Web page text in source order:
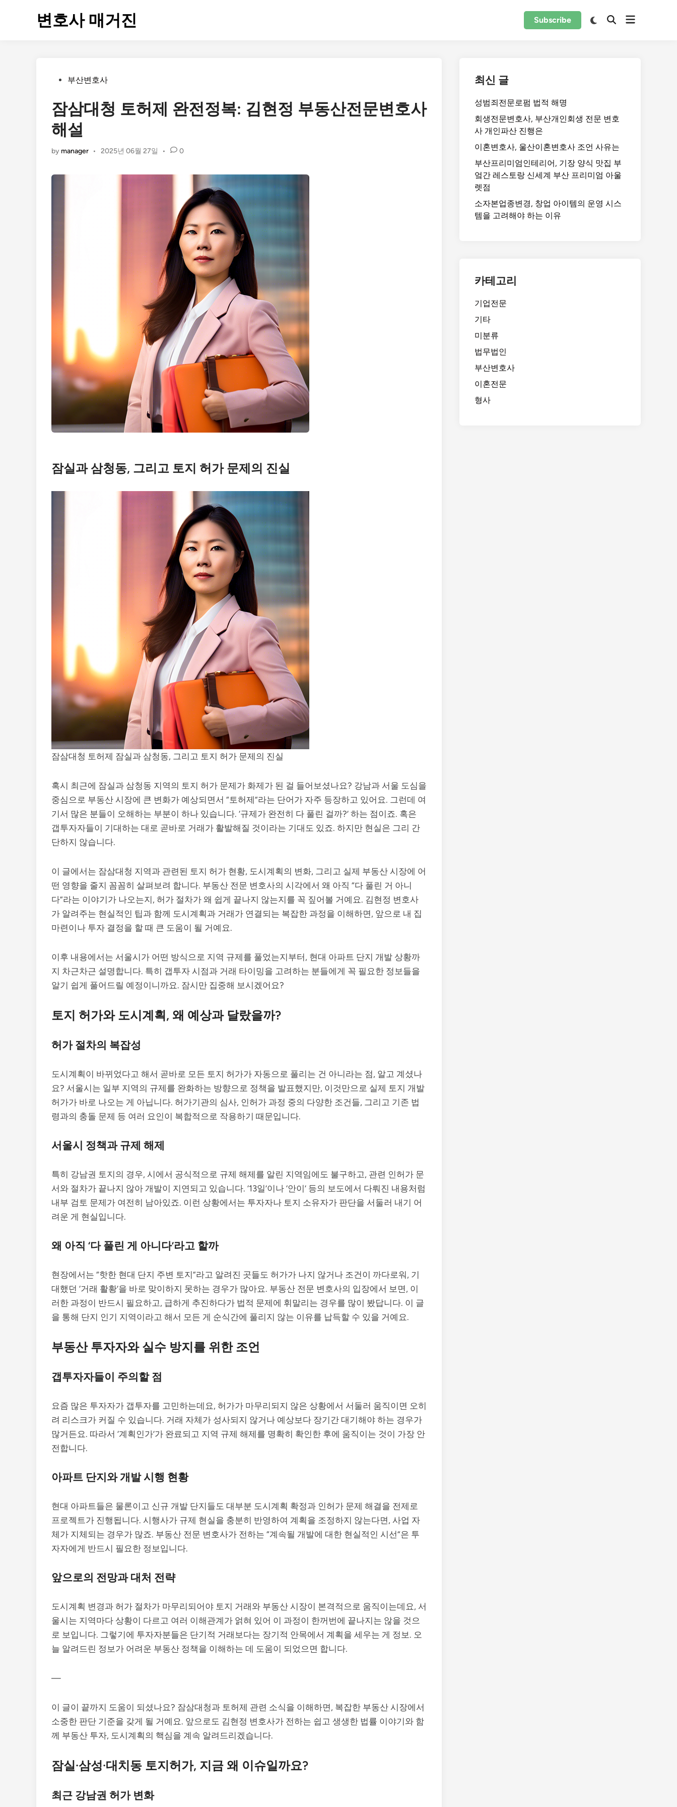
변호사 매거진 Subscribe
Posted부산변호사
잠삼대청 토허제 완전정복: 김현정 부동산전문변호사
해설
by manager • 2025년 06월 27일 • 0
잠실과 삼청동, 그리고 토지 허가 문제의 진실
잠삼대청 토허제 잠실과 삼청동, 그리고 토지 허가 문제의 진실
혹시 최근에 잠실과 삼청동 지역의 토지 허가 문제가 화제가 된 걸 들어보셨나요? 강남과 서울 도심을
중심으로 부동산 시장에 큰 변화가 예상되면서 “토허제”라는 단어가 자주 등장하고 있어요. 그런데 여
기서 많은 분들이 오해하는 부분이 하나 있습니다. ‘규제가 완전히 다 풀린 걸까?’ 하는 점이죠. 혹은
갭투자자들이 기대하는 대로 곧바로 거래가 활발해질 것이라는 기대도 있죠. 하지만 현실은 그리 간
단하지 않습니다.
이 글에서는 잠삼대청 지역과 관련된 토지 허가 현황, 도시계획의 변화, 그리고 실제 부동산 시장에 어
떤 영향을 줄지 꼼꼼히 살펴보려 합니다. 부동산 전문 변호사의 시각에서 왜 아직 “다 풀린 거 아니
다”라는 이야기가 나오는지, 허가 절차가 왜 쉽게 끝나지 않는지를 꼭 짚어볼 거예요. 김현정 변호사
가 알려주는 현실적인 팁과 함께 도시계획과 거래가 연결되는 복잡한 과정을 이해하면, 앞으로 내 집
마련이나 투자 결정을 할 때 큰 도움이 될 거예요.
이후 내용에서는 서울시가 어떤 방식으로 지역 규제를 풀었는지부터, 현대 아파트 단지 개발 상황까
지 차근차근 설명합니다. 특히 갭투자 시점과 거래 타이밍을 고려하는 분들에게 꼭 필요한 정보들을
알기 쉽게 풀어드릴 예정이니까요. 잠시만 집중해 보시겠어요?
토지 허가와 도시계획, 왜 예상과 달랐을까?
허가 절차의 복잡성
도시계획이 바뀌었다고 해서 곧바로 모든 토지 허가가 자동으로 풀리는 건 아니라는 점, 알고 계셨나
요? 서울시는 일부 지역의 규제를 완화하는 방향으로 정책을 발표했지만, 이것만으로 실제 토지 개발
허가가 바로 나오는 게 아닙니다. 허가기관의 심사, 인허가 과정 중의 다양한 조건들, 그리고 기존 법
령과의 충돌 문제 등 여러 요인이 복합적으로 작용하기 때문입니다.
서울시 정책과 규제 해제
특히 강남권 토지의 경우, 시에서 공식적으로 규제 해제를 알린 지역임에도 불구하고, 관련 인허가 문
서와 절차가 끝나지 않아 개발이 지연되고 있습니다. ‘13일’이나 ‘안이’ 등의 보도에서 다뤄진 내용처럼
내부 검토 문제가 여전히 남아있죠. 이런 상황에서는 투자자나 토지 소유자가 판단을 서둘러 내기 어
려운 게 현실입니다.
왜 아직 ‘다 풀린 게 아니다’라고 할까
현장에서는 “핫한 현대 단지 주변 토지”라고 알려진 곳들도 허가가 나지 않거나 조건이 까다로워, 기
대했던 ‘거래 활황’을 바로 맞이하지 못하는 경우가 많아요. 부동산 전문 변호사의 입장에서 보면, 이
러한 과정이 반드시 필요하고, 급하게 추진하다가 법적 문제에 휘말리는 경우를 많이 봤답니다. 이 글
을 통해 단지 인기 지역이라고 해서 모든 게 순식간에 풀리지 않는 이유를 납득할 수 있을 거예요.
부동산 투자자와 실수 방지를 위한 조언
갭투자자들이 주의할 점
요즘 많은 투자자가 갭투자를 고민하는데요, 허가가 마무리되지 않은 상황에서 서둘러 움직이면 오히
려 리스크가 커질 수 있습니다. 거래 자체가 성사되지 않거나 예상보다 장기간 대기해야 하는 경우가
많거든요. 따라서 ‘계획인가’가 완료되고 지역 규제 해제를 명확히 확인한 후에 움직이는 것이 가장 안
전합니다.
아파트 단지와 개발 시행 현황
현대 아파트들은 물론이고 신규 개발 단지들도 대부분 도시계획 확정과 인허가 문제 해결을 전제로
프로젝트가 진행됩니다. 시행사가 규제 현실을 충분히 반영하여 계획을 조정하지 않는다면, 사업 자
체가 지체되는 경우가 많죠. 부동산 전문 변호사가 전하는 “계속될 개발에 대한 현실적인 시선”은 투
자자에게 반드시 필요한 정보입니다.
앞으로의 전망과 대처 전략
도시계획 변경과 허가 절차가 마무리되어야 토지 거래와 부동산 시장이 본격적으로 움직이는데요, 서
울시는 지역마다 상황이 다르고 여러 이해관계가 얽혀 있어 이 과정이 한꺼번에 끝나지는 않을 것으
로 보입니다. 그렇기에 투자자분들은 단기적 거래보다는 장기적 안목에서 계획을 세우는 게 정보. 오
늘 알려드린 정보가 어려운 부동산 정책을 이해하는 데 도움이 되었으면 합니다.
—
이 글이 끝까지 도움이 되셨나요? 잠삼대청과 토허제 관련 소식을 이해하면, 복잡한 부동산 시장에서
소중한 판단 기준을 갖게 될 거예요. 앞으로도 김현정 변호사가 전하는 쉽고 생생한 법률 이야기와 함
께 부동산 투자, 도시계획의 핵심을 계속 알려드리겠습니다.
잠실·삼성·대치동 토지허가, 지금 왜 이슈일까요?
최근 강남권 허가 변화
최신 글
성범죄전문로펌 법적 해명
회생전문변호사, 부산개인회생 전문 변호
사 개인파산 진행은
이혼변호사, 울산이혼변호사 조언 사유는
부산프리미엄인테리어, 기장 양식 맛집 부
엌간 레스토랑 신세계 부산 프리미엄 아울
렛점
소자본업종변경, 창업 아이템의 운영 시스
템을 고려해야 하는 이유
카테고리
기업전문
기타
미분류
법무법인
부산변호사
이혼전문
형사